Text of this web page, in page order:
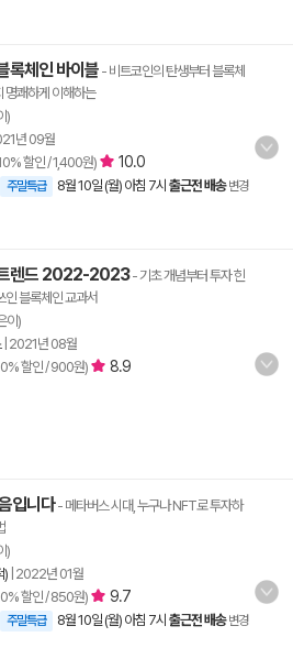
록체인 바이블 - 비트코인의 탄생부터 블록체
명쾌하게 이해하는
)
년 09월
할인 / 1,400원) 10.0
주말특급 8월 10일 (월) 아침 7시 출근전 배송 변경
렌드 2022-2023- 기초 개념부터 투자 힌
인 블록체인 교과서
이)
| 2021년 08월
할인 / 900원)
8.9
입니다- 메타버스 시대, 누구나 NFT로 투자하
)
) 2022년 01월
할인 / 850원) 9.7
주말특급 8월 10일 (월) 아침 7시 출근전 배송 변경